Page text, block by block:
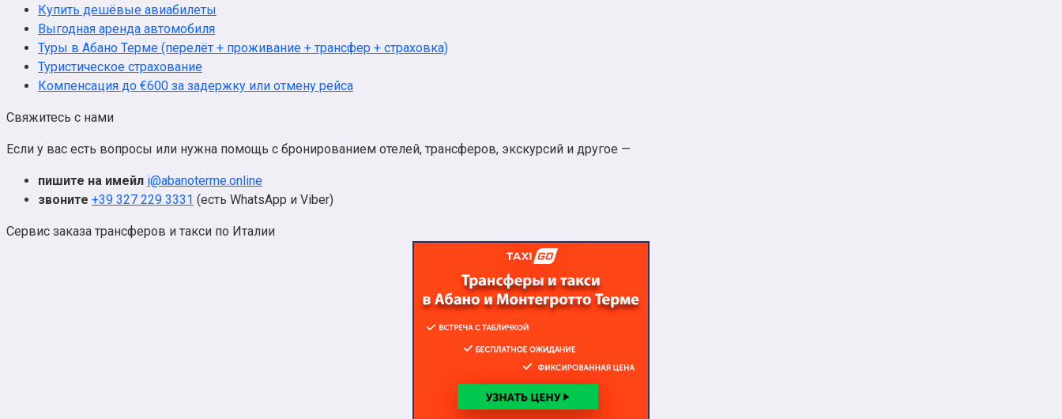
Купить дешёвые авиабилеты
Выгодная аренда автомобиля
Туры в Абано Терме (перелёт + проживание + трансфер + страховка)
Туристическое страхование
Компенсация до €600 за задержку или отмену рейса
Свяжитесь с нами
Если у вас есть вопросы или нужна помощь с бронированием отелей, трансферов, экскурсий и другое —
пишите на имейл i@abanoterme.online
звоните +39 327 229 3331 (есть WhatsApp и Viber)
Сервис заказа трансферов и такси по Италии